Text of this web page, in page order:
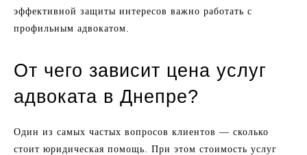
эффективной защиты интересов важно работать с
профильным адвокатом.
От чего зависит цена услуг
адвоката в Днепре?
Один из самых частых вопросов клиентов — сколько
стоит юридическая помощь. При этом стоимость услуг